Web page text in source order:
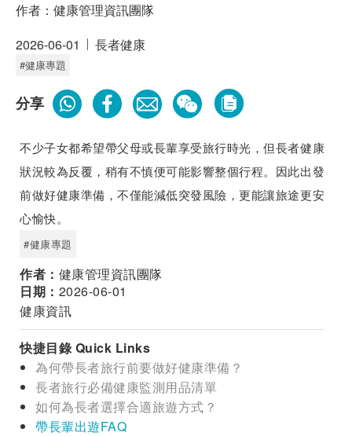
作者： 健康管理資訊團隊
2026-06-01
長者健康
#健康專題
分享
不少子女都希望帶父母或長輩享受旅行時光，但長者健康
狀況較為反覆，稍有不慎便可能影響整個行程。因此出發
前做好健康準備，不僅能減低突發風險，更能讓旅途更安
心愉快。
#健康專題
作者： 健康管理資訊團隊
日期： 2026-06-01
健康資訊
快捷目錄 Quick Links
為何帶長者旅行前要做好健康準備？
長者旅行必備健康監測用品清單
如何為長者選擇合適旅遊方式？
帶長輩出遊FAQ